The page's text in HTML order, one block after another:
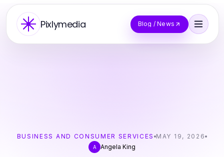
Pixlymedia Blog / News
BUSINESS AND CONSUMER SERVICES MAY 19, 2026
A Angela King